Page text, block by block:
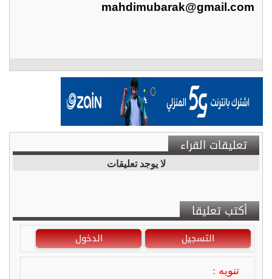
mahdimubarak@gmail.com
تعليقات القراء
لا يوجد تعليقات
أكتب تعليقا
التسجيل الدخول
تنويه :